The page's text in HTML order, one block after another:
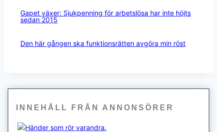
Gapet växer: Sjukpenning för arbetslösa har inte höjts
sedan 2015
Den här gången ska funktionsrätten avgöra min röst
INNEHÅLL FRÅN ANNONSÖRER